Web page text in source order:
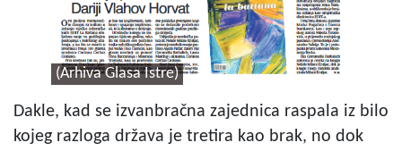
(Arhiva Glasa Istre)
Dakle, kad se izvanbračna zajednica raspala iz bilo
kojeg razloga država je tretira kao brak, no dok